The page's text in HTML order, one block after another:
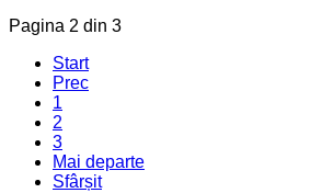
Pagina 2 din 3
Start
Prec
1
2
3
Mai departe
Sfârșit